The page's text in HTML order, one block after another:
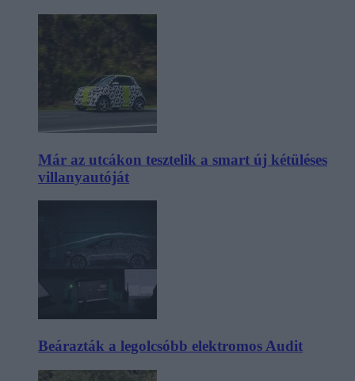
Már az utcákon tesztelik a smart új kétüléses
villanyautóját
Beárazták a legolcsóbb elektromos Audit